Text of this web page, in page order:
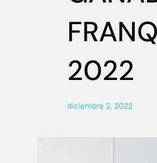
2022
diciembre 2, 2022